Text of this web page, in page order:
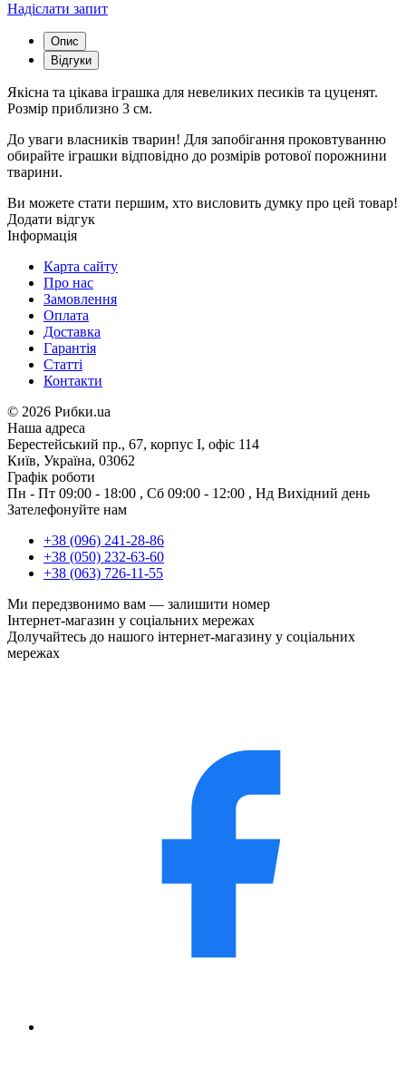
Надіслати запит
Опис
Відгуки
Якісна та цікава іграшка для невеликих песиків та цуценят.
Розмір приблизно 3 см.
До уваги власників тварин! Для запобігання проковтуванню
обирайте іграшки відповідно до розмірів ротової порожнини
тварини.
Ви можете стати першим, хто висловить думку про цей товар!
Додати відгук
Інформація
Карта сайту
Про нас
Замовлення
Оплата
Доставка
Гарантія
Статті
Контакти
© 2026 Рибки.ua
Наша адреса
Берестейський пр., 67, корпус І, офіс 114
Київ, Україна, 03062
Графік роботи
Пн - Пт 09:00 - 18:00 , Сб 09:00 - 12:00 , Нд Вихідний день
Зателефонуйте нам
+38 (096) 241-28-86
+38 (050) 232-63-60
+38 (063) 726-11-55
Ми передзвонимо вам — залишити номер
Інтернет-магазин у соціальних мережах
Долучайтесь до нашого інтернет-магазину у соціальних
мережах